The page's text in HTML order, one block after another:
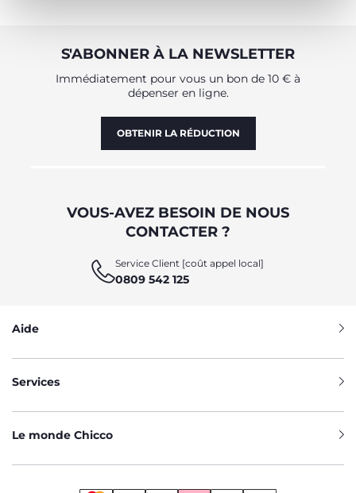
S'ABONNER À LA NEWSLETTER
Immédiatement pour vous un bon de 10 € à
dépenser en ligne.
OBTENIR LA RÉDUCTION
VOUS-AVEZ BESOIN DE NOUS
CONTACTER ?
Service Client [coût appel local]
0809 542 125
Aide
Services
Le monde Chicco